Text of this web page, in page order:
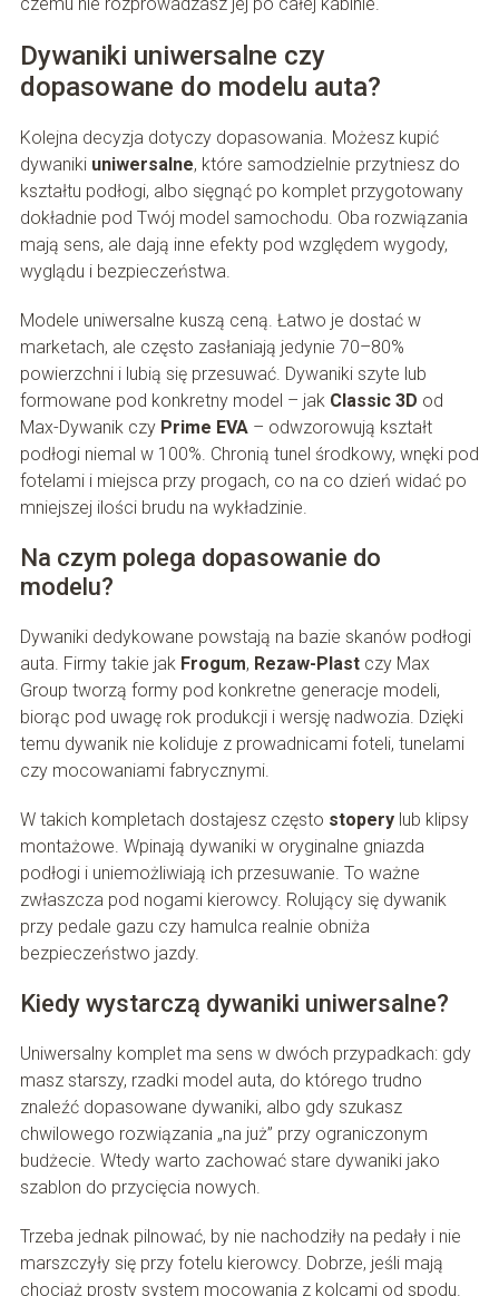
Dywaniki uniwersalne czy
dopasowane do modelu auta?
Kolejna decyzja dotyczy dopasowania. Możesz kupić
dywaniki uniwersalne, które samodzielnie przytniesz do
kształtu podłogi, albo sięgnąć po komplet przygotowany
dokładnie pod Twój model samochodu. Oba rozwiązania
mają sens, ale dają inne efekty pod względem wygody,
wyglądu i bezpieczeństwa.
Modele uniwersalne kuszą ceną. Łatwo je dostać w
marketach, ale często zasłaniają jedynie 70–80%
powierzchni i lubią się przesuwać. Dywaniki szyte lub
formowane pod konkretny model – jak Classic 3D od
Max-Dywanik czy Prime EVA– odwzorowują kształt
podłogi niemal w 100%. Chronią tunel środkowy, wnęki pod
fotelami i miejsca przy progach, co na co dzień widać po
mniejszej ilości brudu na wykładzinie.
Na czym polega dopasowanie do
modelu?
Dywaniki dedykowane powstają na bazie skanów podłogi
auta. Firmy takie jak Frogum, Rezaw-Plastczy Max
Group tworzą formy pod konkretne generacje modeli,
biorąc pod uwagę rok produkcji i wersję nadwozia. Dzięki
temu dywanik nie koliduje z prowadnicami foteli, tunelami
czy mocowaniami fabrycznymi.
W takich kompletach dostajesz często stoperylub klipsy
montażowe. Wpinają dywaniki w oryginalne gniazda
podłogi i uniemożliwiają ich przesuwanie. To ważne
zwłaszcza pod nogami kierowcy. Rolujący się dywanik
przy pedale gazu czy hamulca realnie obniża
bezpieczeństwo jazdy.
Kiedy wystarczą dywaniki uniwersalne?
Uniwersalny komplet ma sens w dwóch przypadkach: gdy
masz starszy, rzadki model auta, do którego trudno
znaleźć dopasowane dywaniki, albo gdy szukasz
chwilowego rozwiązania „na już” przy ograniczonym
budżecie. Wtedy warto zachować stare dywaniki jako
szablon do przycięcia nowych.
Trzeba jednak pilnować, by nie nachodziły na pedały i nie
marszczyły się przy fotelu kierowcy. Dobrze, jeśli mają
chociaż prosty system mocowania z kolcami od spodu.